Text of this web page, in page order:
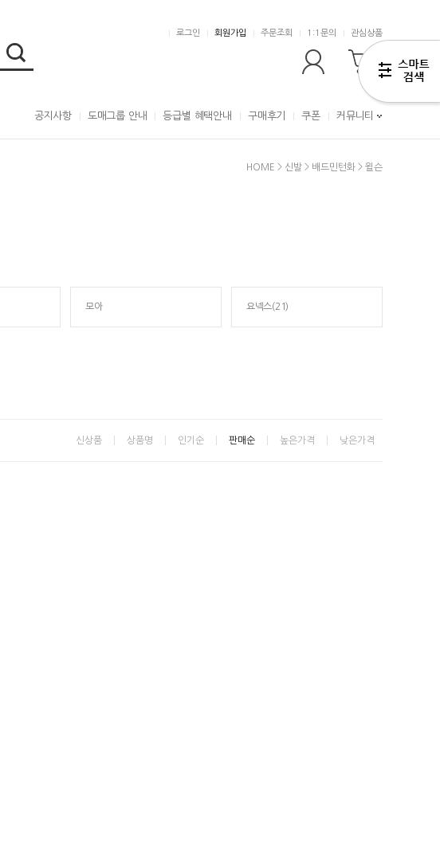
로그인 회원가입 주문조회 1:1문의 관심상품
공지사항 도매그룹 안내 등급별 혜택안내 구매후기 쿠폰 커뮤니티
HOME > 신발 > 배드민턴화 > 윌슨
모아 요넥스(21)
신상품 상품명 인기순 판매순 높은가격 낮은가격